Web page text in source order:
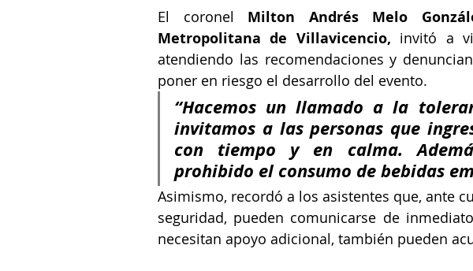
El coronel Milton Andrés Melo
Metropolitana de Villavicencio, invitó a
atendiendo las recomendaciones y
poner en riesgo el desarrollo del evento.
“Hacemos un llamado a la
invitamos a las personas que
con tiempo y en calma.
prohibido el consumo de bebidas
Asimismo, recordó a los asistentes que, ante
seguridad, pueden comunicarse de
necesitan apoyo adicional, también pueden